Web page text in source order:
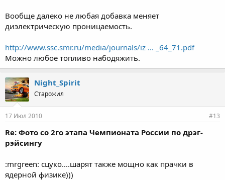
Вообще далеко не любая добавка меняет
диэлектрическую проницаемость.
http://www.ssc.smr.ru/media/journals/iz ... _64_71.pdf
Можно любое топливо набодяжить.
Night_Spirit
Старожил
17 Июл 2010 #13
Re: Фото со 2го этапа Чемпионата России по дрэг-
рэйсингу
:mrgreen: сцуко....шарят также мощно как прачки в
ядерной физике)))